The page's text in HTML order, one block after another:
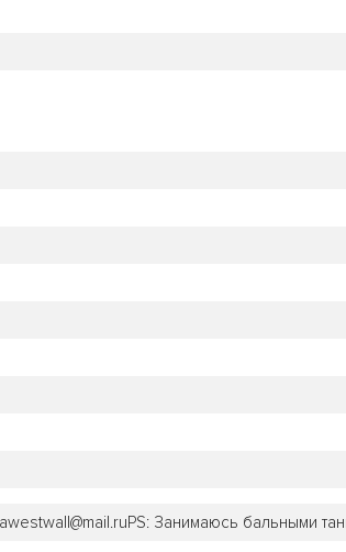
Занимаюсь бальными